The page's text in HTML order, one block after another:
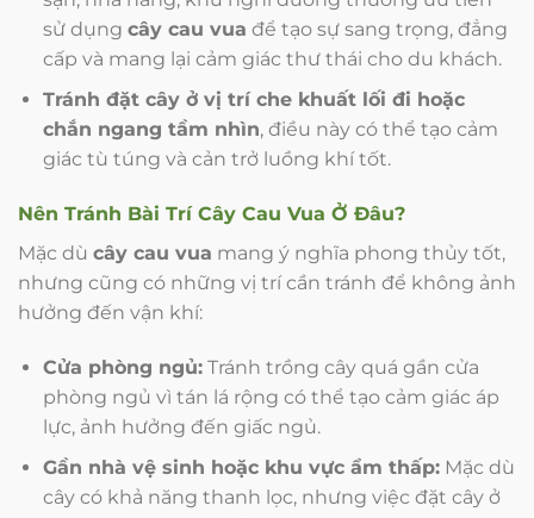
sử dụng cây cau vua để tạo sự sang trọng, đẳng
cấp và mang lại cảm giác thư thái cho du khách.
Tránh đặt cây ở vị trí che khuất lối đi hoặc
chắn ngang tầm nhìn, điều này có thể tạo cảm
giác tù túng và cản trở luồng khí tốt.
Nên Tránh Bài Trí Cây Cau Vua Ở Đâu?
Mặc dù cây cau vua mang ý nghĩa phong thủy tốt,
nhưng cũng có những vị trí cần tránh để không ảnh
hưởng đến vận khí:
Cửa phòng ngủ:Tránh trồng cây quá gần cửa
phòng ngủ vì tán lá rộng có thể tạo cảm giác áp
lực, ảnh hưởng đến giấc ngủ.
Gần nhà vệ sinh hoặc khu vực ẩm thấp:Mặc dù
cây có khả năng thanh lọc, nhưng việc đặt cây ở